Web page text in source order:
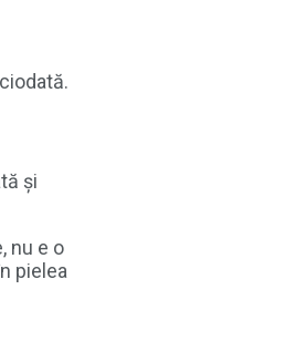
și
nu e o
pielea